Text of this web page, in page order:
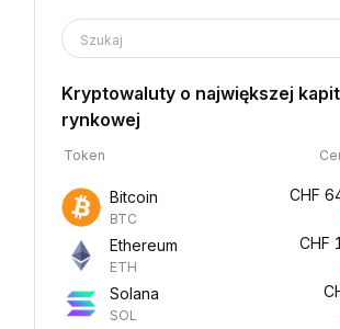
Szukaj
Kryptowaluty o największej
rynkowej
Token
Bitcoin
BTC
CHF
Ethereum
ETH
CHF
Solana
SOL